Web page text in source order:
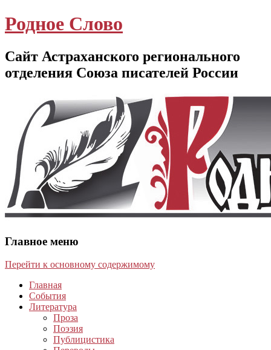
Родное Слово
Сайт Астраханского регионального
отделения Союза писателей России
Главное меню
Перейти к основному содержимому
Главная
События
Литература
Проза
Поэзия
Публицистика